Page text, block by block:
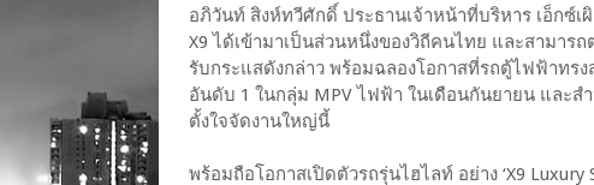
อภิวันท์ สิงห์ทวีศักดิ์ ประธานเจ้าหน้าที่บริหาร เอ็กซ์เ
X9 ได้เข้ามาเป็นส่วนหนึ่งของวิถีคนไทย และสามาร
รับกระแสดังกล่าว พร้อมฉลองโอกาสที่รถตู้ไฟฟ้าทร
อันดับ 1 ในกลุ่ม MPV ไฟฟ้า ในเดือนกันยายน และส
ตั้งใจจัดงานใหญ่นี้
พร้อมถือโอกาสเปิดตัวรถรุ่นไฮไลท์ อย่าง ‘X9